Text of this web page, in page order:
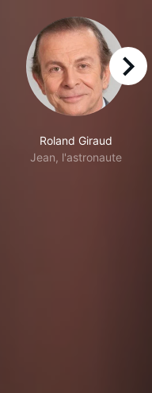
Roland Giraud
Jean, l'astronaute
right